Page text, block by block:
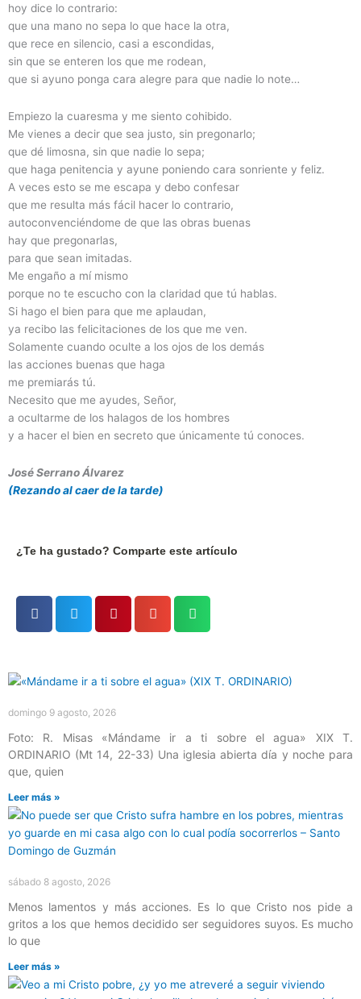
hoy dice lo contrario:
que una mano no sepa lo que hace la otra,
que rece en silencio, casi a escondidas,
sin que se enteren los que me rodean,
que si ayuno ponga cara alegre para que nadie lo note…
Empiezo la cuaresma y me siento cohibido.
Me vienes a decir que sea justo, sin pregonarlo;
que dé limosna, sin que nadie lo sepa;
que haga penitencia y ayune poniendo cara sonriente y feliz.
A veces esto se me escapa y debo confesar
que me resulta más fácil hacer lo contrario,
autoconvenciéndome de que las obras buenas
hay que pregonarlas,
para que sean imitadas.
Me engaño a mí mismo
porque no te escucho con la claridad que tú hablas.
Si hago el bien para que me aplaudan,
ya recibo las felicitaciones de los que me ven.
Solamente cuando oculte a los ojos de los demás
las acciones buenas que haga
me premiarás tú.
Necesito que me ayudes, Señor,
a ocultarme de los halagos de los hombres
y a hacer el bien en secreto que únicamente tú conoces.
José Serrano Álvarez
(Rezando al caer de la tarde)
¿Te ha gustado? Comparte este artículo
domingo 9 agosto, 2026
Foto: R. Misas «Mándame ir a ti sobre el agua» XIX T.
ORDINARIO (Mt 14, 22-33) Una iglesia abierta día y noche para
que, quien
Leer más »
sábado 8 agosto, 2026
Menos lamentos y más acciones. Es lo que Cristo nos pide a
gritos a los que hemos decidido ser seguidores suyos. Es mucho
lo que
Leer más »
Página
Página
Página
Página
Página